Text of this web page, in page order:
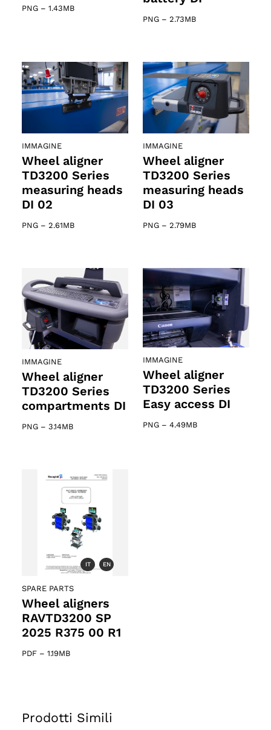
PNG – 1.43MB
PNG – 2.73MB
IMMAGINE
Wheel aligner
TD3200 Series
measuring heads
DI 02
PNG – 2.61MB
IMMAGINE
Wheel aligner
TD3200 Series
measuring heads
DI 03
PNG – 2.79MB
IMMAGINE
Wheel aligner
TD3200 Series
compartments DI
PNG – 3.14MB
IMMAGINE
Wheel aligner
TD3200 Series
Easy access DI
PNG – 4.49MB
IT EN
SPARE PARTS
Wheel aligners
RAVTD3200 SP
2025 R375 00 R1
PDF – 1.19MB
Prodotti Simili